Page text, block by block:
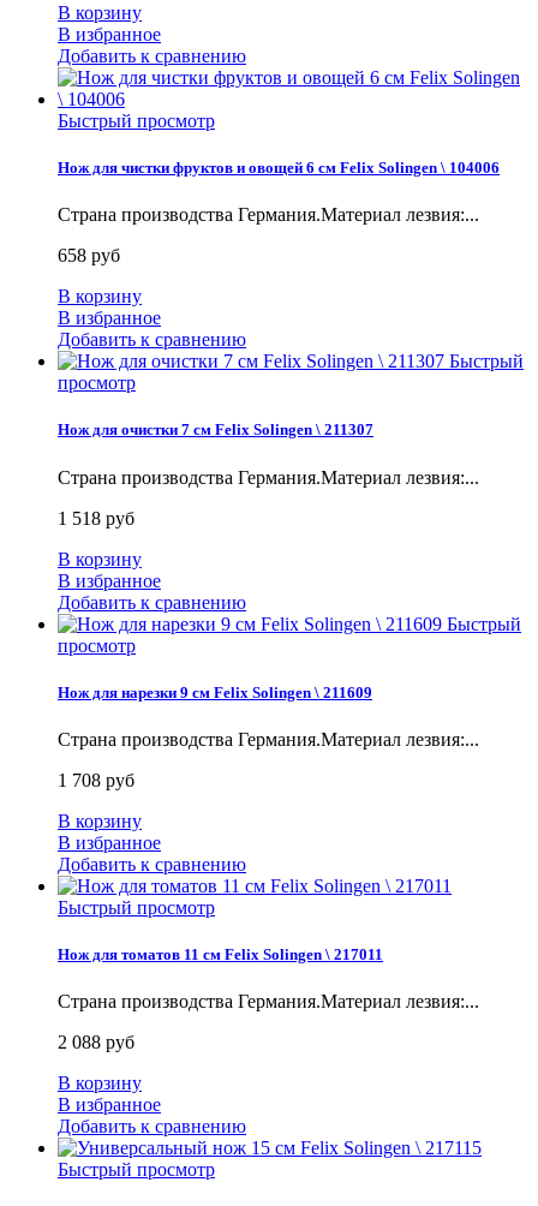
В корзину
В избранное
Добавить к сравнению
Быстрый просмотр
Нож для чистки фруктов и овощей 6 см Felix Solingen \ 104006
Страна производства Германия.Материал лезвия:...
658 руб
В корзину
В избранное
Добавить к сравнению
Быстрый
просмотр
Нож для очистки 7 см Felix Solingen \ 211307
Страна производства Германия.Материал лезвия:...
1 518 руб
В корзину
В избранное
Добавить к сравнению
Быстрый
просмотр
Нож для нарезки 9 см Felix Solingen \ 211609
Страна производства Германия.Материал лезвия:...
1 708 руб
В корзину
В избранное
Добавить к сравнению
Быстрый просмотр
Нож для томатов 11 см Felix Solingen \ 217011
Страна производства Германия.Материал лезвия:...
2 088 руб
В корзину
В избранное
Добавить к сравнению
Быстрый просмотр